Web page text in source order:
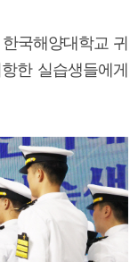
국해양대학교 귀
한 실습생들에게